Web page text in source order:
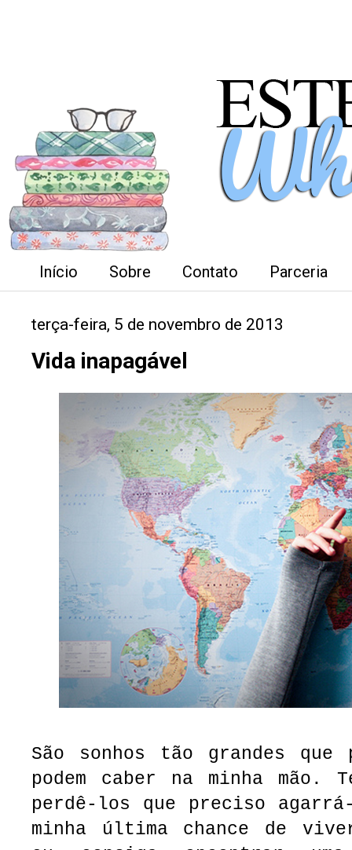
Início Sobre Contato Parceria
terça-feira, 5 de novembro de 2013
Vida inapagável
São sonhos tão grandes que
podem caber na minha mão.
perdê-los que preciso
minha última chance de